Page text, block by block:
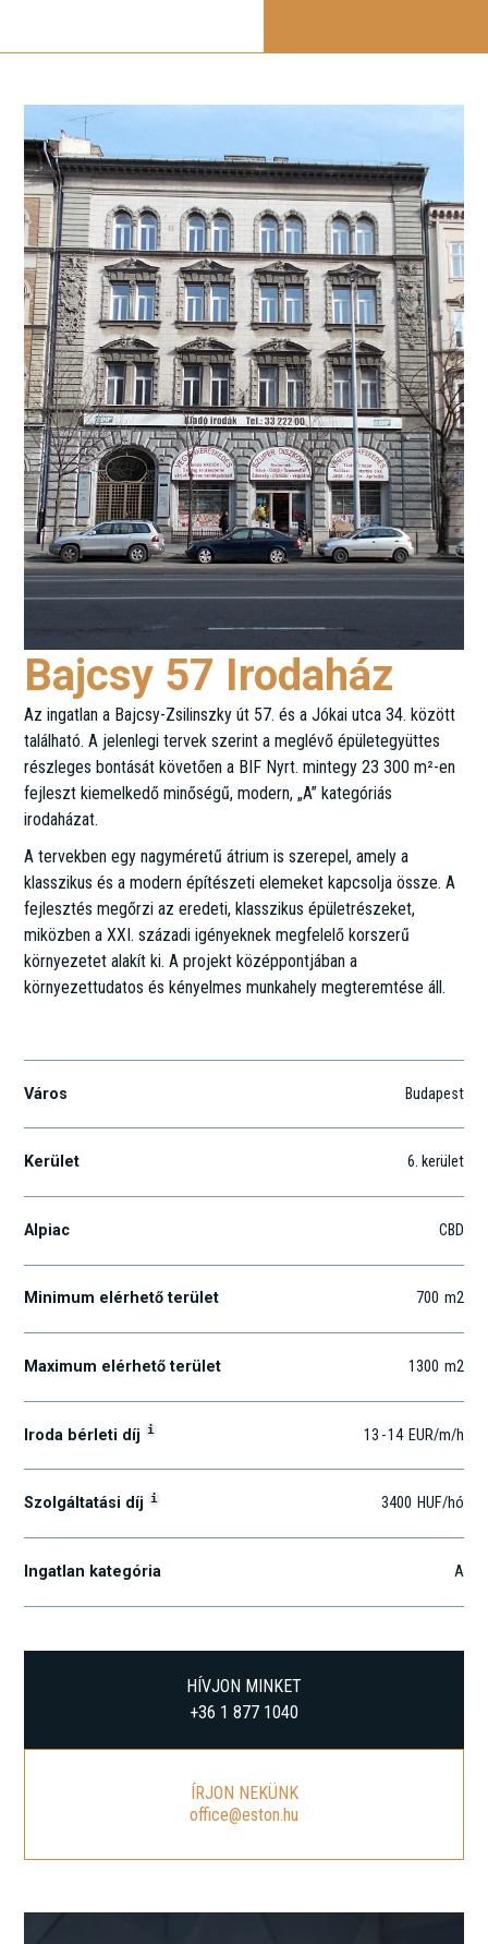
Bajcsy 57 Irodaház
Az ingatlan a Bajcsy-Zsilinszky út 57. és a Jókai utca 34. között
található. A jelenlegi tervek szerint a meglévő épületegyüttes
részleges bontását követően a BIF Nyrt. mintegy 23 300 m²-en
fejleszt kiemelkedő minőségű, modern, „A” kategóriás
irodaházat.
A tervekben egy nagyméretű átrium is szerepel, amely a
klasszikus és a modern építészeti elemeket kapcsolja össze. A
fejlesztés megőrzi az eredeti, klasszikus épületrészeket,
miközben a XXI. századi igényeknek megfelelő korszerű
környezetet alakít ki. A projekt középpontjában a
környezettudatos és kényelmes munkahely megteremtése áll.
Város Budapest
Kerület 6. kerület
Alpiac CBD
Minimum elérhető terület 700 m2
Maximum elérhető terület 1300 m2
Iroda bérleti díj i 13 -14 EUR/m/h
Szolgáltatási díj i 3400 HUF/hó
Ingatlan kategória A
HÍVJON MINKET
+36 1 877 1040
ÍRJON NEKÜNK
office@eston.hu